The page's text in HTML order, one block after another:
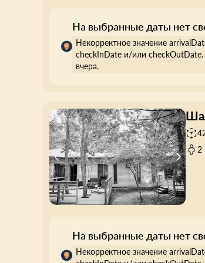
На выбранные даты нет
Некорректное значение
checkInDate и/или
вчера.
2
На выбранные даты нет
Некорректное значение